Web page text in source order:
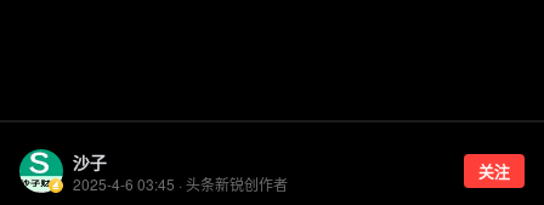
沙子
2025-4-6 03:45 · 头条新锐创作者
关注